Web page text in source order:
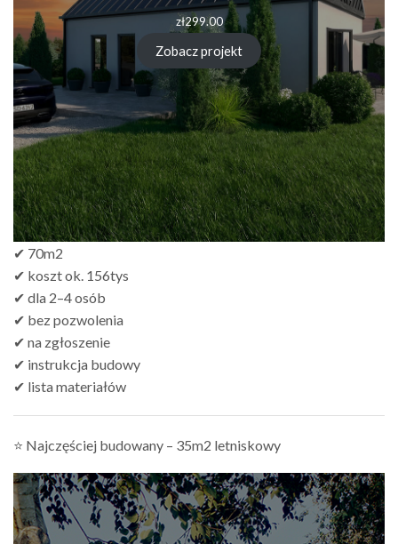
zł299.00
Zobacz projekt
✔ 70m2
✔ koszt ok. 156tys
✔ dla 2–4 osób
✔ bez pozwolenia
✔ na zgłoszenie
✔ instrukcja budowy
✔ lista materiałów
⭐ Najczęściej budowany – 35m2 letniskowy